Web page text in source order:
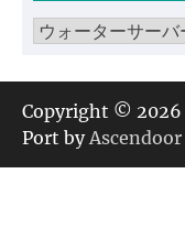
カ
ゴ
リ
ー
Copyright © 2026
Port byAscendoor